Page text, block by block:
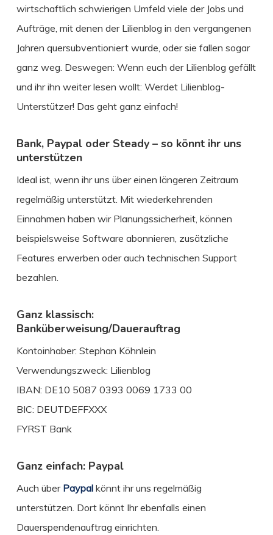
wirtschaftlich schwierigen Umfeld viele der Jobs und
Aufträge, mit denen der Lilienblog in den vergangenen
Jahren quersubventioniert wurde, oder sie fallen sogar
ganz weg. Deswegen: Wenn euch der Lilienblog gefällt
und ihr ihn weiter lesen wollt: Werdet Lilienblog-
Unterstützer! Das geht ganz einfach!
Bank, Paypal oder Steady – so könnt ihr uns
unterstützen
Ideal ist, wenn ihr uns über einen längeren Zeitraum
regelmäßig unterstützt. Mit wiederkehrenden
Einnahmen haben wir Planungssicherheit, können
beispielsweise Software abonnieren, zusätzliche
Features erwerben oder auch technischen Support
bezahlen.
Ganz klassisch:
Banküberweisung/Dauerauftrag
Kontoinhaber: Stephan Köhnlein
Verwendungszweck: Lilienblog
IBAN: DE10 5087 0393 0069 1733 00
BIC: DEUTDEFFXXX
FYRST Bank
Ganz einfach: Paypal
Auch über Paypalkönnt ihr uns regelmäßig
unterstützen. Dort könnt Ihr ebenfalls einen
Dauerspendenauftrag einrichten.